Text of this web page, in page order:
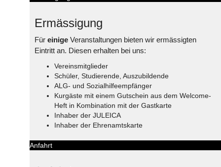
Ermässigung
Für einige Veranstaltungen bieten wir ermässigten
Eintritt an. Diesen erhalten bei uns:
Vereinsmitglieder
Schüler, Studierende, Auszubildende
ALG- und Sozialhilfeempfänger
Kurgäste mit einem Gutschein aus dem Welcome-
Heft in Kombination mit der Gastkarte
Inhaber der JULEICA
Inhaber der Ehrenamtskarte
Anfahrt